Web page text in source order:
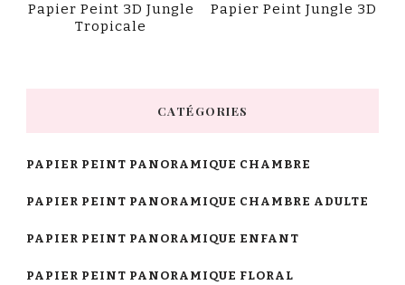
Papier Peint 3D Jungle
Tropicale
Papier Peint Jungle 3D
CATÉGORIES
PAPIER PEINT PANORAMIQUE CHAMBRE
PAPIER PEINT PANORAMIQUE CHAMBRE ADULTE
PAPIER PEINT PANORAMIQUE ENFANT
PAPIER PEINT PANORAMIQUE FLORAL